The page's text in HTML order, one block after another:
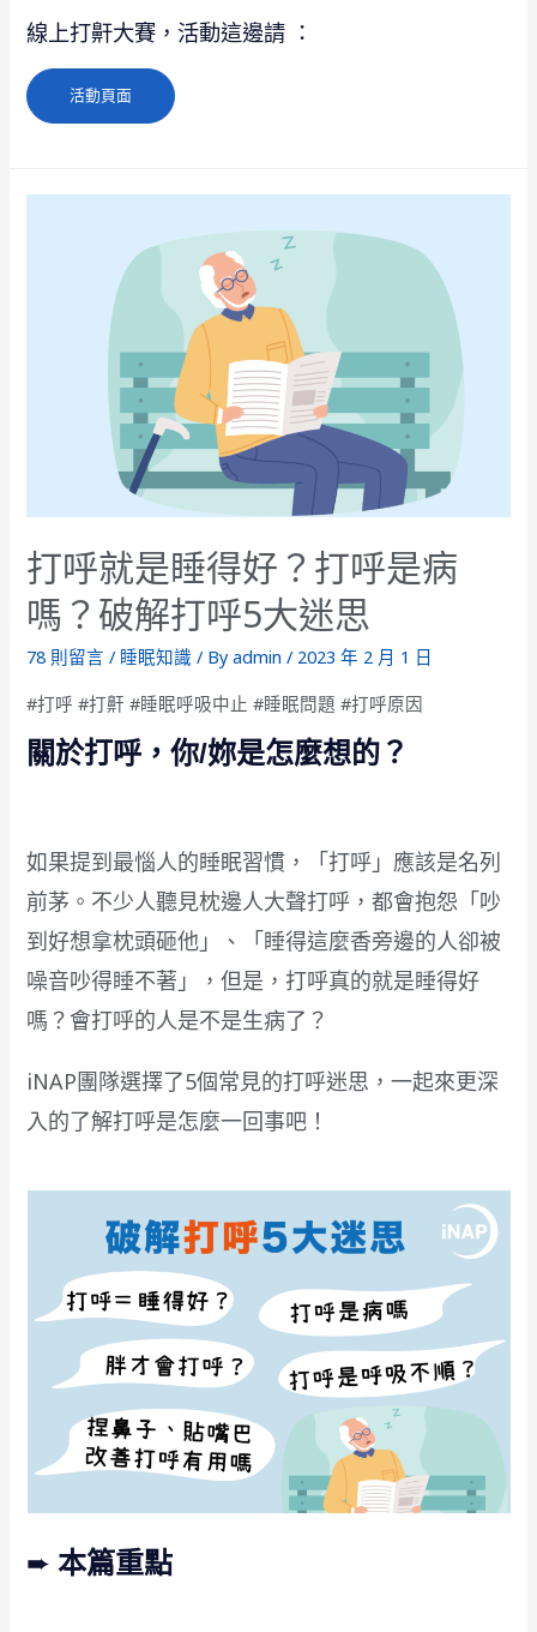
線上打鼾大賽，活動這邊請 ：
活動頁面
打呼就是睡得好？打呼是病
嗎？破解打呼5大迷思
78 則留言 / 睡眠知識 / Byadmin / 2023 年 2 月 1 日
#打呼 #打鼾 #睡眠呼吸中止 #睡眠問題 #打呼原因
關於打呼，你/妳是怎麼想的？
如果提到最惱人的睡眠習慣，「打呼」應該是名列
前茅。不少人聽見枕邊人大聲打呼，都會抱怨「吵
到好想拿枕頭砸他」、「睡得這麼香旁邊的人卻被
噪音吵得睡不著」，但是，打呼真的就是睡得好
嗎？會打呼的人是不是生病了？
iNAP團隊選擇了5個常見的打呼迷思，一起來更深
入的了解打呼是怎麼一回事吧！
➨本篇重點